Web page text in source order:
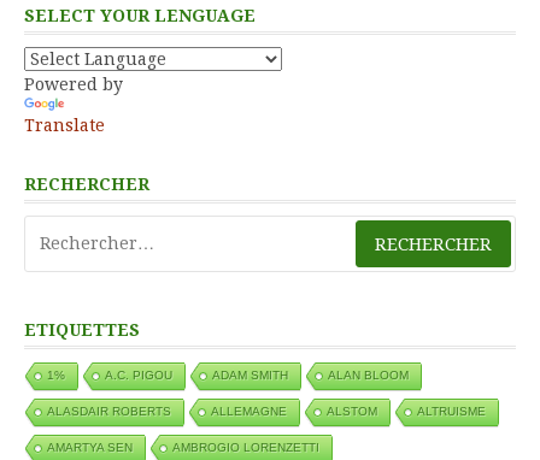
SELECT YOUR LENGUAGE
Powered by
Translate
RECHERCHER
ETIQUETTES
1% A.C. PIGOU ADAM SMITH ALAN BLOOM
ALASDAIR ROBERTS ALLEMAGNE ALSTOM ALTRUISME
AMARTYA SEN AMBROGIO LORENZETTI